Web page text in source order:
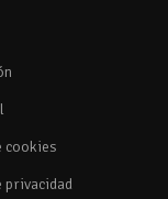
cookies
privacidad